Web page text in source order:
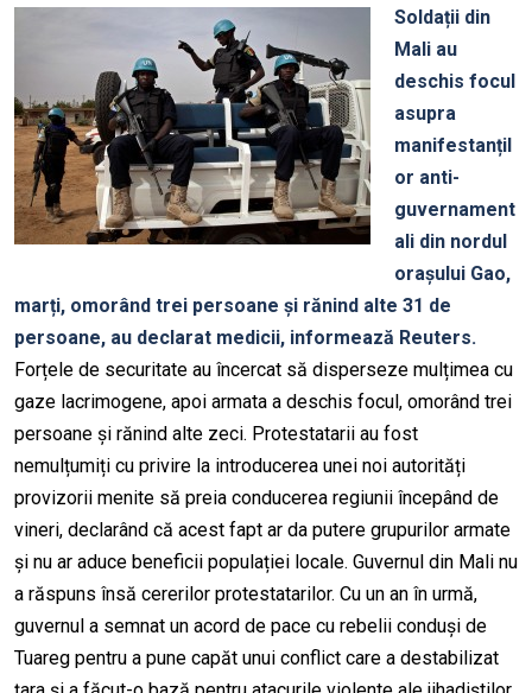
Soldații din
Mali au
deschis focul
asupra
manifestanțil
or anti-
guvernament
ali din nordul
orașului Gao,
marți, omorând trei persoane și rănind alte 31 de
persoane, au declarat medicii, informează Reuters.
Forțele de securitate au încercat să disperseze mulțimea cu
gaze lacrimogene, apoi armata a deschis focul, omorând trei
persoane și rănind alte zeci. Protestatarii au fost
nemulțumiți cu privire la introducerea unei noi autorități
provizorii menite să preia conducerea regiunii începând de
vineri, declarând că acest fapt ar da putere grupurilor armate
și nu ar aduce beneficii populației locale. Guvernul din Mali nu
a răspuns însă cererilor protestatarilor. Cu un an în urmă,
guvernul a semnat un acord de pace cu rebelii conduși de
Tuareg pentru a pune capăt unui conflict care a destabilizat